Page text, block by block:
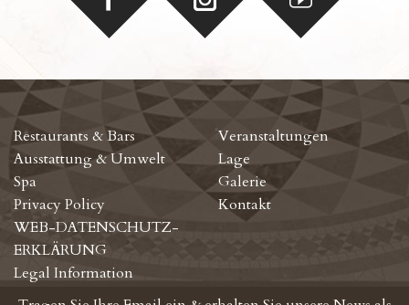
Restaurants & Bars
Ausstattung & Umwelt
Spa
Privacy Policy
WEB-DATENSCHUTZ-
ERKLÄRUNG
Legal Information
Veranstaltungen
Lage
Galerie
Kontakt